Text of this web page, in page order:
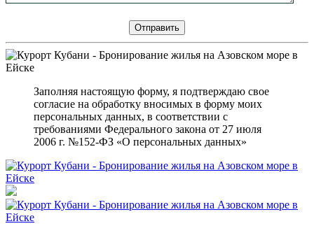
Заполняя настоящую форму, я подтверждаю свое
согласие на обработку вносимых в форму моих
персональных данных, в соответствии с
требованиями Федерального закона от 27 июля
2006 г. №152-ФЗ «О персональных данных»